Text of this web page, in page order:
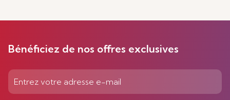
Bénéficiez de nos offres exclusives